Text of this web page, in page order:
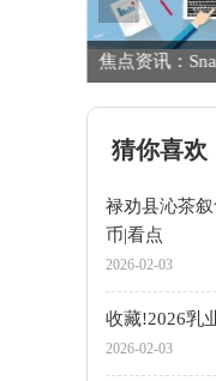
猜你喜欢
禄劝县沁茶
币|看点
2026-02-03
收藏!2026乳
2026-02-03